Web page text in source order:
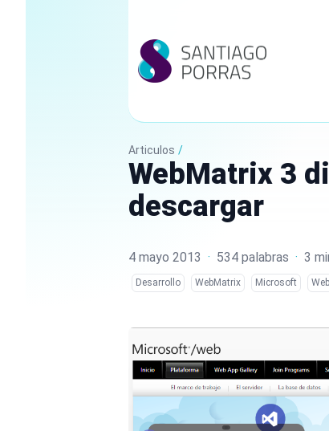
Articulos /
WebMatrix 3
descargar
4 mayo 2013 · 534 palabras · 3
Desarrollo WebMatrix Microsoft Web